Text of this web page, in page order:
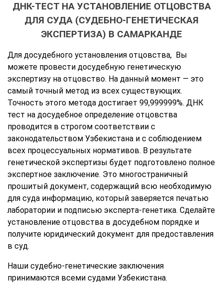
ДНК-ТЕСТ НА УСТАНОВЛЕНИЕ ОТЦОВСТВА
ДЛЯ СУДА (СУДЕБНО-ГЕНЕТИЧЕСКАЯ
ЭКСПЕРТИЗА) В САМАРКАНДЕ
Для досудебного установления отцовства, Вы
можете провести досудебную генетическую
экспертизу на отцовство. На данный момент — это
самый точный метод из всех существующих.
Точность этого метода достигает 99,999999%. ДНК
тест на досудебное определение отцовства
проводится в строгом соответствии с
законодательством Узбекистана и с соблюдением
всех процессуальных нормативов. В результате
генетической экспертизы будет подготовлено полное
экспертное заключение. Это многостраничный
прошитый документ, содержащий всю необходимую
для суда информацию, который заверяется печатью
лаборатории и подписью эксперта-генетика. Сделайте
установление отцовства в досудебном порядке и
получите юридический документ для предоставления
в суд.
Наши судебно-генетические заключения
принимаются всеми судами Узбекистана.